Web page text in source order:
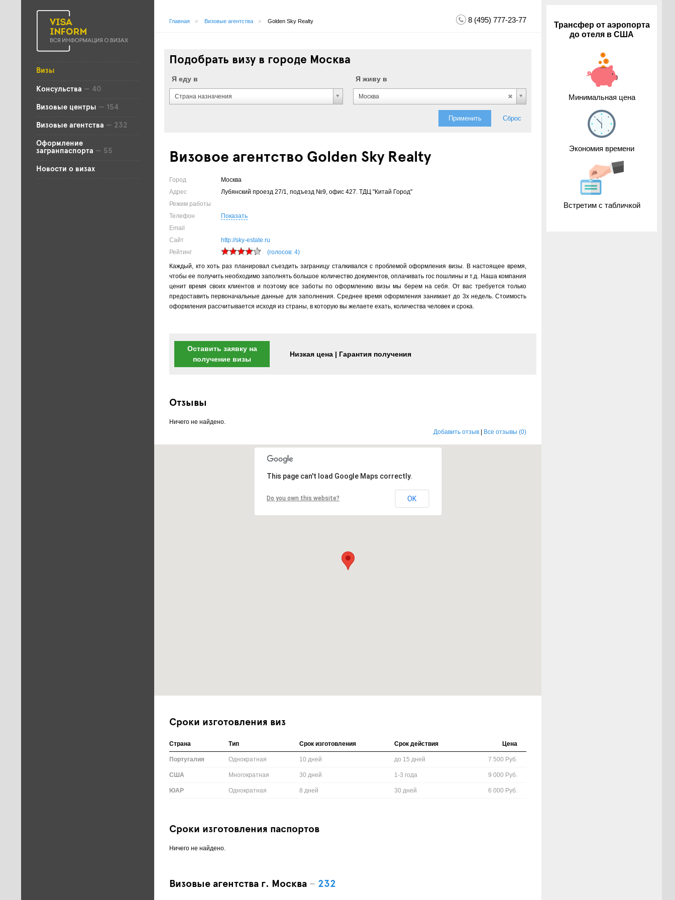
Визы
Консульства — 40
Визовые центры — 154
Визовые агентства — 232
Оформление
загранпаспорта — 55
Новости о визах
Главная » Визовые агентства » Golden Sky Realty 8 (495) 777-23-77
Подобрать визу в городе Москва
Я еду в
Страна назначения
Я живу в
Москва
Применить Сброс
Визовое агентство Golden Sky Realty
Город
Москва
Адрес
Лубянский проезд 27/1, подъезд №9, офис 427. ТДЦ "Китай Город"
Режим работы
Телефон
Показать
Email
Сайт
http://sky-estate.ru
Рейтинг
(голосов: 4)
Каждый, кто хоть раз планировал съездить заграницу сталкивался с проблемой оформления визы. В настоящее время,
чтобы ее получить необходимо заполнять большое количество документов, оплачивать гос пошлины и т.д. Наша компания
ценит время своих клиентов и поэтому все заботы по оформлению визы мы берем на себя. От вас требуется только
предоставить первоначальные данные для заполнения. Среднее время оформления занимает до 3х недель. Стоимость
оформления рассчитывается исходя из страны, в которую вы желаете ехать, количества человек и срока.
Оставить заявку на
получение визы
Низкая цена | Гарантия получения
Отзывы
Ничего не найдено.
Добавить отзыв
Все отзывы (0)
This page can't load Google Maps correctly.
Do you own this website? OK
Сроки изготовления виз
Страна Тип Срок изготовления Срок действия Цена
Португалия Однократная 10 дней до 15 дней 7 500 Руб.
США Многократная 30 дней 1-3 года 9 000 Руб.
ЮАР Однократная 8 дней 30 дней 6 000 Руб.
Сроки изготовления паспортов
Ничего не найдено.
Визовые агентства г. Москва – 232
Трансфер от аэропорта
до отеля в США
Минимальная цена
Экономия времени
Встретим с табличкой